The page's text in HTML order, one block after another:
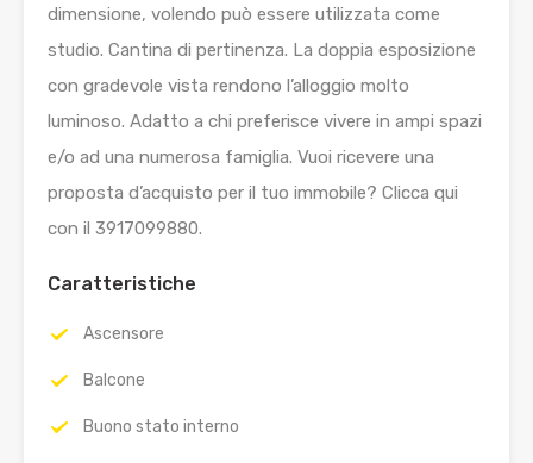
dimensione, volendo può essere utilizzata come
studio. Cantina di pertinenza. La doppia esposizione
con gradevole vista rendono l’alloggio molto
luminoso. Adatto a chi preferisce vivere in ampi spazi
e/o ad una numerosa famiglia. Vuoi ricevere una
proposta d’acquisto per il tuo immobile? Clicca qui
con il 3917099880.
Caratteristiche
Ascensore
Balcone
Buono stato interno